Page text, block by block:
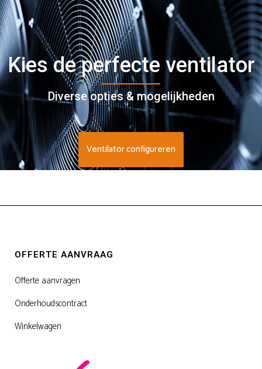
Kies de perfecte ventilator
Diverse opties & mogelijkheden
Ventilator configureren
OFFERTE AANVRAAG
Offerte aanvragen
Onderhoudscontract
Winkelwagen